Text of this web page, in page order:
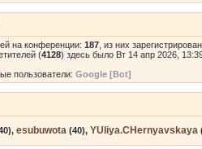
на конференции: 187 , из них
(4128) здесь было Вт 14 апр 2026,
пользователи: Google [Bot]
esubuwota (40), YUliya.CHernyavskaya